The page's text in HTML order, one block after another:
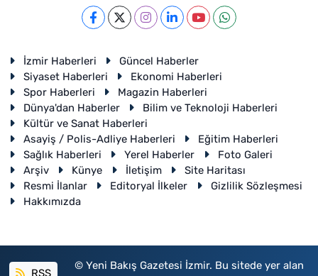
İzmir Haberleri
Güncel Haberler
Siyaset Haberleri
Ekonomi Haberleri
Spor Haberleri
Magazin Haberleri
Dünya'dan Haberler
Bilim ve Teknoloji Haberleri
Kültür ve Sanat Haberleri
Asayiş / Polis-Adliye Haberleri
Eğitim Haberleri
Sağlık Haberleri
Yerel Haberler
Foto Galeri
Arşiv
Künye İletişim
Site Haritası
Resmi İlanlar
Editoryal İlkeler
Gizlilik Sözleşmesi
Hakkımızda
RSS
© Yeni Bakış Gazetesi İzmir. Bu sitede yer alan